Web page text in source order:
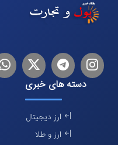
اینستاگرام
تلگرام توییتر
دسته های خبری
ارز دیجیتال
ارز و طلا